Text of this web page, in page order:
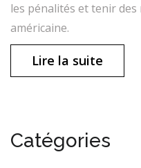
les pénalités et tenir
américaine.
Lire la suite
Catégories